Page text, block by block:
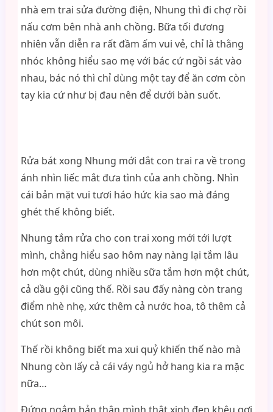
nhà em trai sửa đường điện, Nhung thì đi chợ rồi
nấu cơm bên nhà anh chồng. Bữa tối đương
nhiên vẫn diễn ra rất đầm ấm vui vẻ, chỉ là thằng
nhóc không hiểu sao mẹ với bác cứ ngồi sát vào
nhau, bác nó thì chỉ dùng một tay để ăn cơm còn
tay kia cứ như bị đau nên để dưới bàn suốt.
Rửa bát xong Nhung mới dắt con trai ra về trong
ánh nhìn liếc mắt đưa tình của anh chồng. Nhìn
cái bản mặt vui tươi háo hức kia sao mà đáng
ghét thế không biết.
Nhung tắm rửa cho con trai xong mới tới lượt
mình, chẳng hiểu sao hôm nay nàng lại tắm lâu
hơn một chút, dùng nhiều sữa tắm hơn một chút,
cả dầu gội cũng thế. Rồi sau đấy nàng còn trang
điểm nhè nhẹ, xức thêm cả nước hoa, tô thêm cả
chút son môi.
Thế rồi không biết ma xui quỷ khiến thế nào mà
Nhung còn lấy cả cái váy ngủ hở hang kia ra mặc
nữa…